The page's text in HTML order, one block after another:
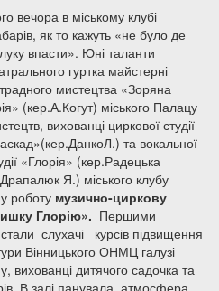
вечора в міському клубі
як то кажуть «не було де
впасти». Юні таланти
гуртка майстерні
мистецтва «Зоряна
(кер.А.Когут) міського Палацу
вихованці циркової студії
та вокальної
«Глорія» (кер.Радецька
Я.) міського клубу
роботу музично-циркову
Глорію». Першими
слухачі курсів підвищення
Вінницького ОНМЦ галузі
вихованці дитячого садочка та
В залі панувала атмосфера